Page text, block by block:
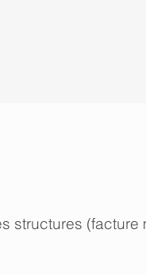
structures (facture